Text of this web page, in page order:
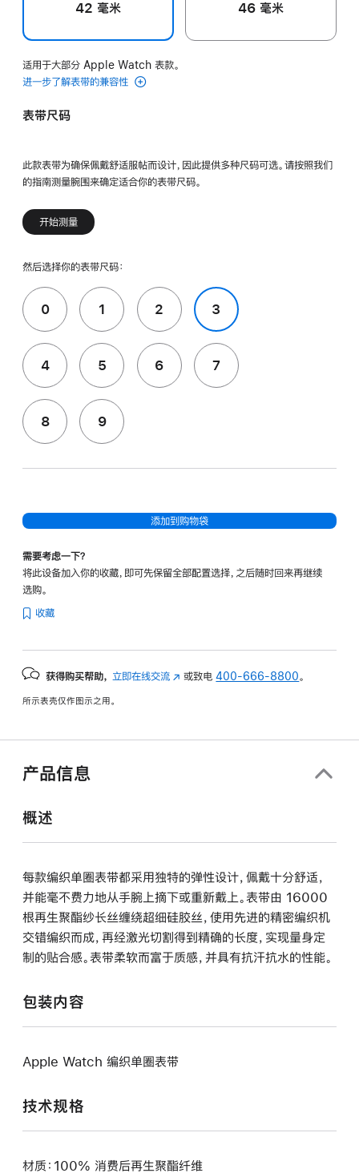
42 毫米 46 毫米
适用于大部分 Apple Watch 表款。
进一步了解表带的兼容性
表带尺码
此款表带为确保佩戴舒适服帖而设计，因此提供多种尺码可选。请按照我们
的指南测量腕围来确定适合你的表带尺码。
开始测量
然后选择你的表带尺码：
0 1 2 3
4 5 6 7
8 9
添加到购物袋
需要考虑一下？
将此设备加入你的收藏，即可先保留全部配置选择，之后随时回来再继续
选购。
收藏
获得购买帮助， 立即在线交流 (在
中
或致电400-666-8800 。
所示表壳仅作图示之用。
产品信息
概述
每款编织单圈表带都采用独特的弹性设计，佩戴十分舒适，
并能毫不费力地从手腕上摘下或重新戴上。表带由 16000
根再生聚酯纱长丝缠绕超细硅胶丝，使用先进的精密编织机
交错编织而成，再经激光切割得到精确的长度，实现量身定
制的贴合感。表带柔软而富于质感，并具有抗汗抗水的性能。
包装内容
Apple Watch 编织单圈表带
技术规格
材质：100% 消费后再生聚酯纤维